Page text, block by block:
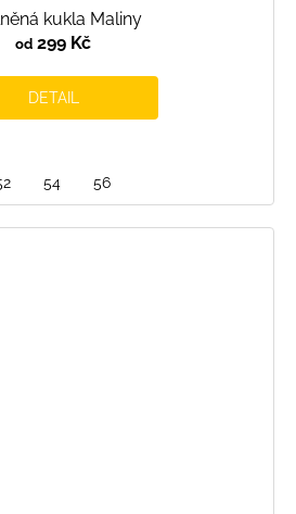
kukla Maliny
od 299 Kč
DETAIL
54 56